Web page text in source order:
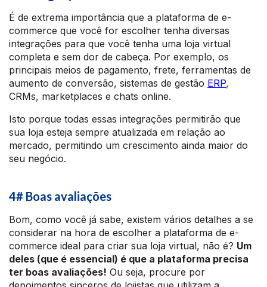
É de extrema importância que a plataforma de e-
commerce que você for escolher tenha diversas
integrações para que você tenha uma loja virtual
completa e sem dor de cabeça. Por exemplo, os
principais meios de pagamento, frete, ferramentas de
aumento de conversão, sistemas de gestão ERP,
CRMs, marketplaces e chats online.
Isto porque todas essas integrações permitirão que
sua loja esteja sempre atualizada em relação ao
mercado, permitindo um crescimento ainda maior do
seu negócio.
4# Boas avaliações
Bom, como você já sabe, existem vários detalhes a se
considerar na hora de escolher a plataforma de e-
commerce ideal para criar sua loja virtual, não é? Um
deles (que é essencial) é que a plataforma precisa
ter boas avaliações! Ou seja, procure por